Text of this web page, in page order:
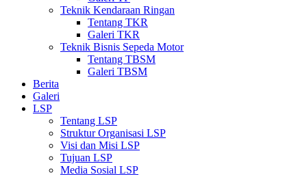
Teknik Kendaraan Ringan
Tentang TKR
Galeri TKR
Teknik Bisnis Sepeda Motor
Tentang TBSM
Galeri TBSM
Berita
Galeri
LSP
Tentang LSP
Struktur Organisasi LSP
Visi dan Misi LSP
Tujuan LSP
Media Sosial LSP